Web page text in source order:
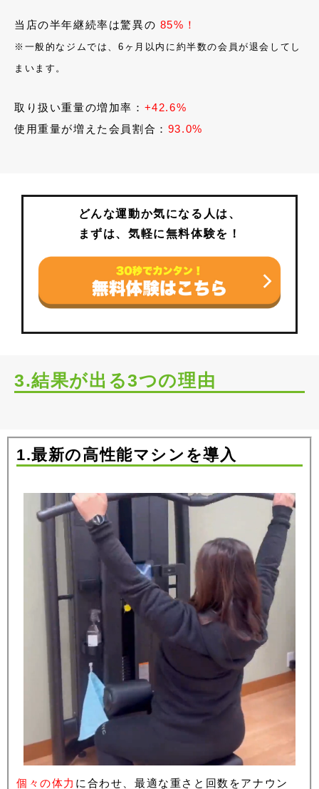
当店の半年継続率は驚異の 85%！
※一般的なジムでは、6ヶ月以内に約半数の会員が退会してし
まいます。
取り扱い重量の増加率： +42.6%
使用重量が増えた会員割合： 93.0%
どんな運動か気になる人は、
まずは、気軽に無料体験を！
3.結果が出る3つの理由
1.最新の高性能マシンを導入
個々の体力 に合わせ、最適な重さと回数をアナウン